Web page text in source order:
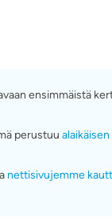
ensimmäistä
perustuu
nettisivujemme